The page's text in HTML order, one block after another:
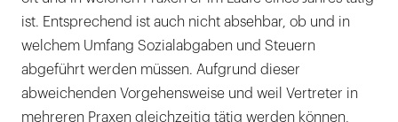
ist. Entsprechend ist auch nicht absehbar, ob und in
welchem Umfang Sozialabgaben und Steuern
abgeführt werden müssen. Aufgrund dieser
abweichenden Vorgehensweise und weil Vertreter in
mehreren Praxen gleichzeitig tätig werden können,